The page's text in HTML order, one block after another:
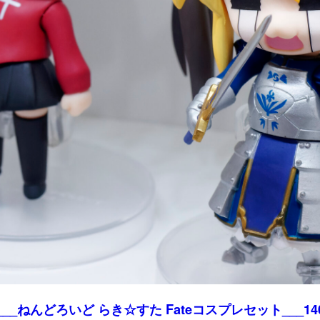
ねんどろいど らき☆すた Fateコスプレセット